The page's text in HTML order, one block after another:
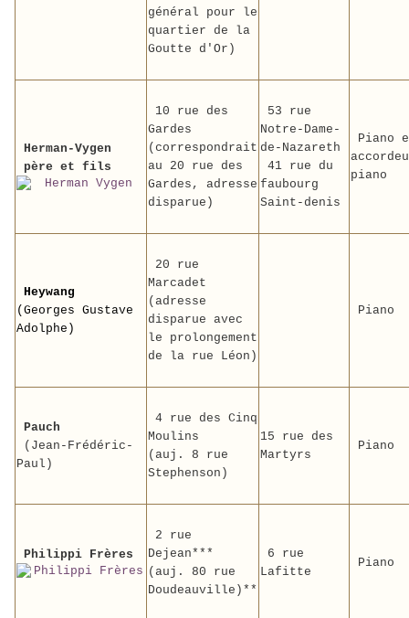
général pour le
quartier de la
Goutte d'Or)
Herman-Vygen
père et fils
10 rue des
Gardes
(correspondrait
au 20 rue des
Gardes, adresse
disparue)
53 rue
Notre-Dame-
de-Nazareth
41 rue du
faubourg
Saint-denis
Piano
piano
Heywang
(Georges Gustave
Adolphe)
20 rue
Marcadet
(adresse
disparue avec
le prolongement
de la rue Léon)
Piano
Pauch
(Jean-Frédéric-
Paul)
4 rue des Cinq
Moulins
(auj. 8 rue
Stephenson)
15 rue des
Martyrs
Piano
Philippi Frères
2 rue
Dejean***
(auj. 80 rue
Doudeauville)**
6 rue
Lafitte
Piano